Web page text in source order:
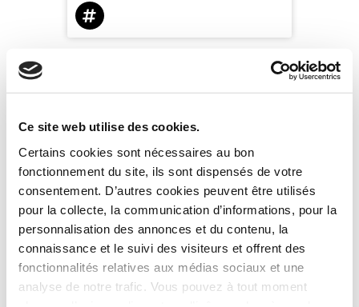
Ce site web utilise des cookies.
Certains cookies sont nécessaires au bon
fonctionnement du site, ils sont dispensés de votre
consentement. D’autres cookies peuvent être utilisés
pour la collecte, la communication d’informations, pour la
personnalisation des annonces et du contenu, la
connaissance et le suivi des visiteurs et offrent des
fonctionnalités relatives aux médias sociaux et une
analyse de notre trafic. Vous pouvez à tout moment
Notre agence
Nos métiers
Nos réalisations